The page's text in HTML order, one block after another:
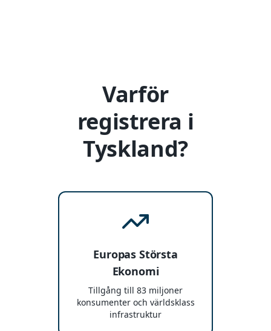
Varför
registrera i
Tyskland?
Europas Största
Ekonomi
Tillgång till 83 miljoner
konsumenter och världsklass
infrastruktur